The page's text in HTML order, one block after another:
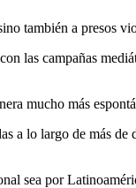
también a presos
las campañas
mucho más
a lo largo de más
sea por